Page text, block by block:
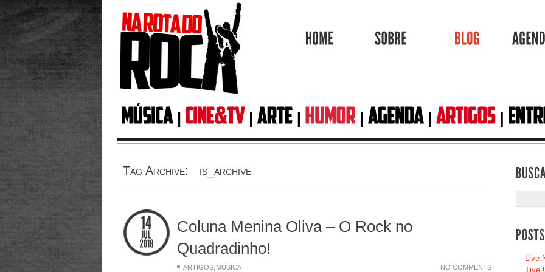
Tag Archive: is_archive
Coluna Menina Oliva – O Rock no
Quadradinho!
ARTIGOS, MÚSICA NO COMMENTS
Live
Tive